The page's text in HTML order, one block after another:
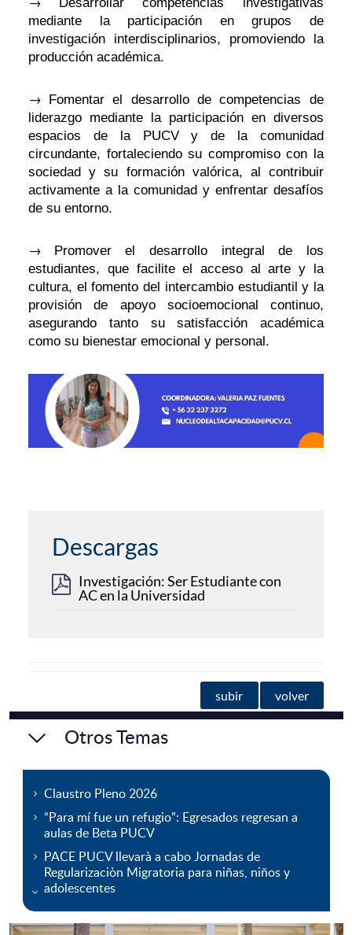
mediante la participación en grupos de
investigación interdisciplinarios, promoviendo la
producción académica.
→
Fomentar el desarrollo de competencias de
liderazgo mediante la participación en diversos
espacios de la PUCV y de la comunidad
circundante, fortaleciendo su compromiso con la
sociedad y su formación valórica, al contribuir
activamente a la comunidad y enfrentar desafíos
de su entorno.
→
Promover el desarrollo integral de los
estudiantes, que facilite el acceso al arte y la
cultura, el fomento del intercambio estudiantil y la
provisión de apoyo socioemocional continuo,
asegurando tanto su satisfacción académica
como su bienestar emocional y personal.
Descargas
Investigación: Ser Estudiante con
AC en la Universidad
subir volver
Otros Temas
Claustro Pleno 2026
“Para mí fue un refugio”: Egresados regresan a
aulas de Beta PUCV
PACE PUCV llevarà a cabo Jornadas de
Regularizaciòn Migratoria para niñas, niños y
adolescentes